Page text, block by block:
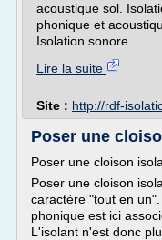
acoustique sol.
phonique et
Isolation sonore...
Lire la suite
Site : http://rdf-
Poser une
Poser une cloison
Poser une cloison
caractère "tout en
phonique est ici
L'isolant n'est donc